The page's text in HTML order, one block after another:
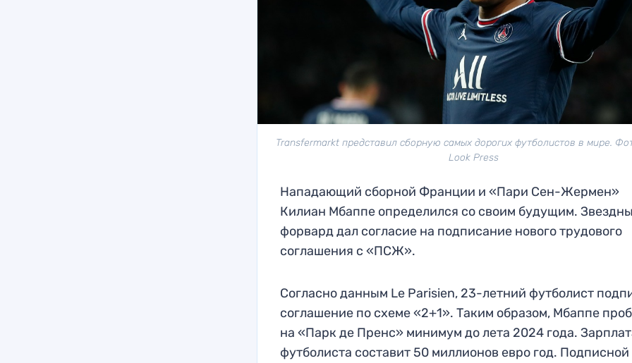
Transfermarkt представил сборную самых дорогих футболистов в мире.
Look Press
Нападающий сборной Франции и «Пари Сен-Жермен»
Килиан Мбаппе определился со своим будущим.
форвард дал согласие на подписание нового трудового
соглашения с «ПСЖ».
Согласно данным Le Parisien, 23-летний футболист
соглашение по схеме «2+1». Таким образом, Мбаппе
на «Парк де Пренс» минимум до лета 2024 года.
футболиста составит 50 миллионов евро год. Подписной